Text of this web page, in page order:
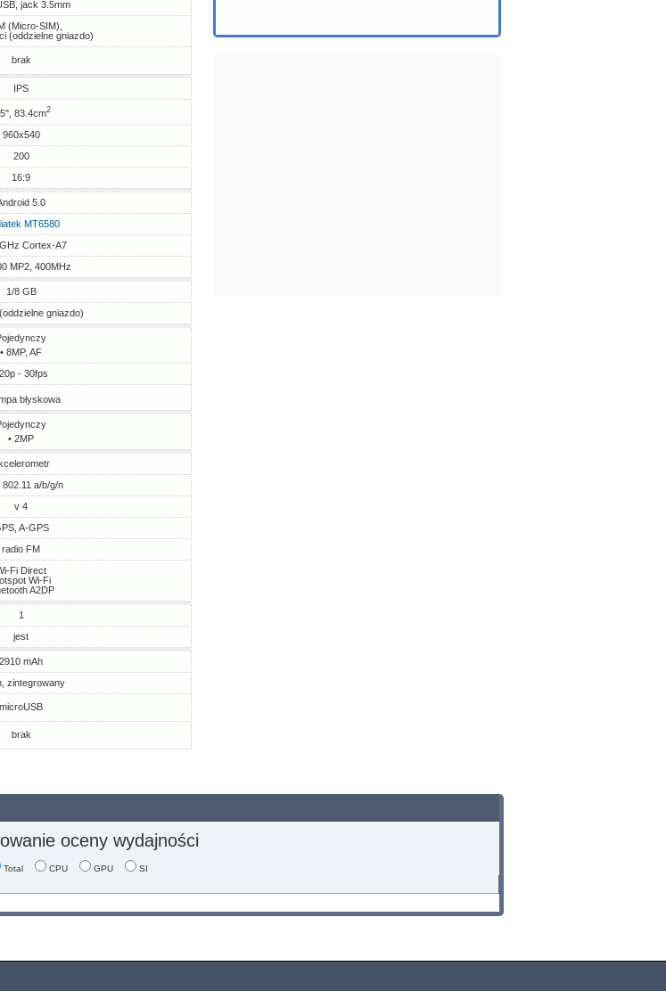
jack 3.5mm
(Micro-SIM),
(oddzielne gniazdo)
brak
IPS
83.4cm2
960x540
200
16:9
5.0
MT6580
Cortex-A7
MP2, 400MHz
1/8 GB
gniazdo)
• 8MP, AF
- 30fps
błyskowa
• 2MP
802.11 a/b/g/n
v 4
A-GPS
radio FM
Fi Direct
Wi-Fi
A2DP
1
jest
2910 mAh
zintegrowany
microUSB
brak
oceny wydajności
Total CPU GPU SI